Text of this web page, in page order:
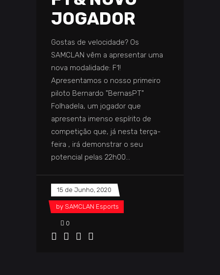
JOGADOR
Gostas de velocidade? Os
SAMCLAN vêm a apresentar uma
nova modalidade: F1!
Apresentamos o nosso primeiro
piloto Bernardo "BernasPT"
Folhadela, um jogador que
apresenta imenso espírito de
competição que, já nesta terça-
feira , irá demonstrar o seu
potencial pelas 22h00
15 de Junho, 2020
by SAMCLAN Esports
0